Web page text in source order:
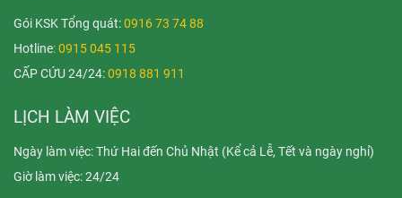
Gói KSK Tổng quát:0916 73 74 88
Hotline: 0915 045 115
CẤP CỨU 24/24:0918 881 911
LỊCH LÀM VIỆC
Ngày làm việc: Thứ Hai đến Chủ Nhật (Kể cả Lễ, Tết và ngày nghỉ)
Giờ làm việc: 24/24